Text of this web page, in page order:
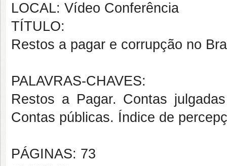
LOCAL: Vídeo Conferência
TÍTULO:
Restos a pagar e corrupção no
PALAVRAS-CHAVES:
Restos a Pagar. Contas
Contas públicas. Índice de
PÁGINAS: 73